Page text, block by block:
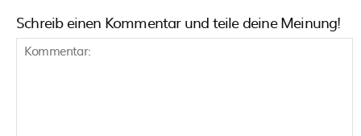
Schreib einen Kommentar und teile deine Meinung!